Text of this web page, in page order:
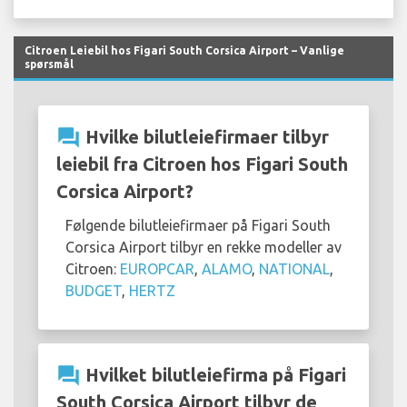
Citroen Leiebil hos Figari South Corsica Airport – Vanlige
spørsmål
question_answer Hvilke bilutleiefirmaer tilbyr
leiebil fra Citroen hos Figari South
Corsica Airport?
Følgende bilutleiefirmaer på Figari South
Corsica Airport tilbyr en rekke modeller av
Citroen: EUROPCAR ALAMO, NATIONAL
BUDGET HERTZ
question_answer Hvilket bilutleiefirma på Figari
South Corsica Airport tilbyr de